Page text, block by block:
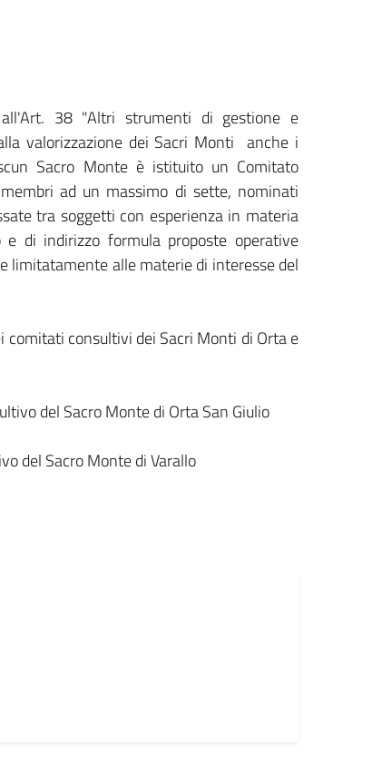
all'Art. 38 "Altri strumenti di gestione e
valorizzazione dei Sacri Monti anche i
Sacro Monte è istituito un Comitato
ad un massimo di sette, nominati
tra soggetti con esperienza in materia
di indirizzo formula proposte operative
limitatamente alle materie di interesse del
comitati consultivi dei Sacri Monti di Orta e
del Sacro Monte di Orta San Giulio
del Sacro Monte di Varallo